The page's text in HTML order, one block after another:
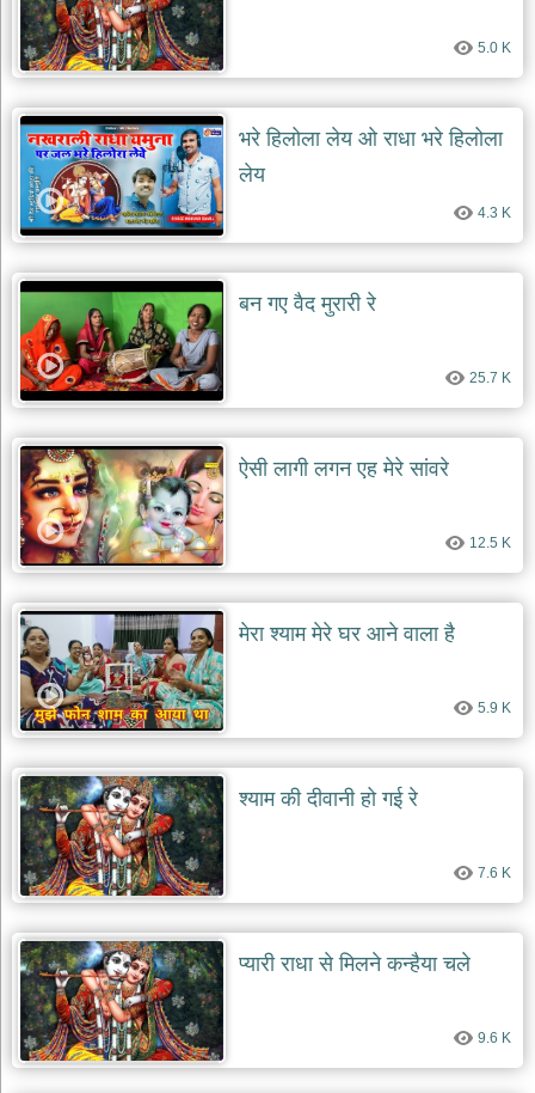
देश
भक्ति
patriotic
bhajans
खाटू
श्याम
भजन
khatu
bhajans
रानी
सती
दादी
भजन
rani
dadi
bhajans
बावा
लाल
दयाल
भजन
lal
dayal
bhajans
शनि
देव
भजन
dev
bhajans
आज
का
भजन
bhajan
of
day
भजन
जोड़ें
add
bhajans
5.0 K
भरे हिलोला लेय ओ राधा भरे हिलोला
लेय
4.3 K
बन गए वैद मुरारी रे
25.7 K
ऐसी लागी लगन एह मेरे सांवरे
12.5 K
मेरा श्याम मेरे घर आने वाला है
5.9 K
श्याम की दीवानी हो गई रे
7.6 K
प्यारी राधा से मिलने कन्हैया चले
9.6 K